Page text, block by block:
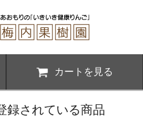
カートを見る
録されている商品